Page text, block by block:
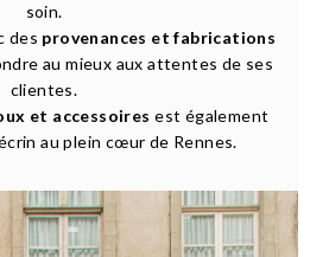
soin.
des provenances et fabrications
au mieux aux attentes de ses
clientes.
et accessoires est également
au plein cœur de Rennes.